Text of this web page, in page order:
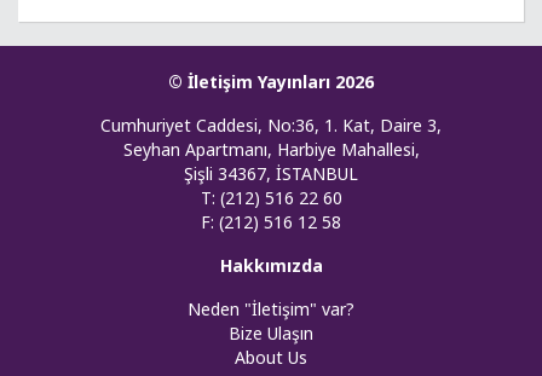
© İletişim Yayınları 2026
Cumhuriyet Caddesi, No:36, 1. Kat, Daire 3,
Seyhan Apartmanı, Harbiye Mahallesi,
Şişli 34367, İSTANBUL
T: (212) 516 22 60
F: (212) 516 12 58
Hakkımızda
Neden "İletişim" var?
Bize Ulaşın
About Us